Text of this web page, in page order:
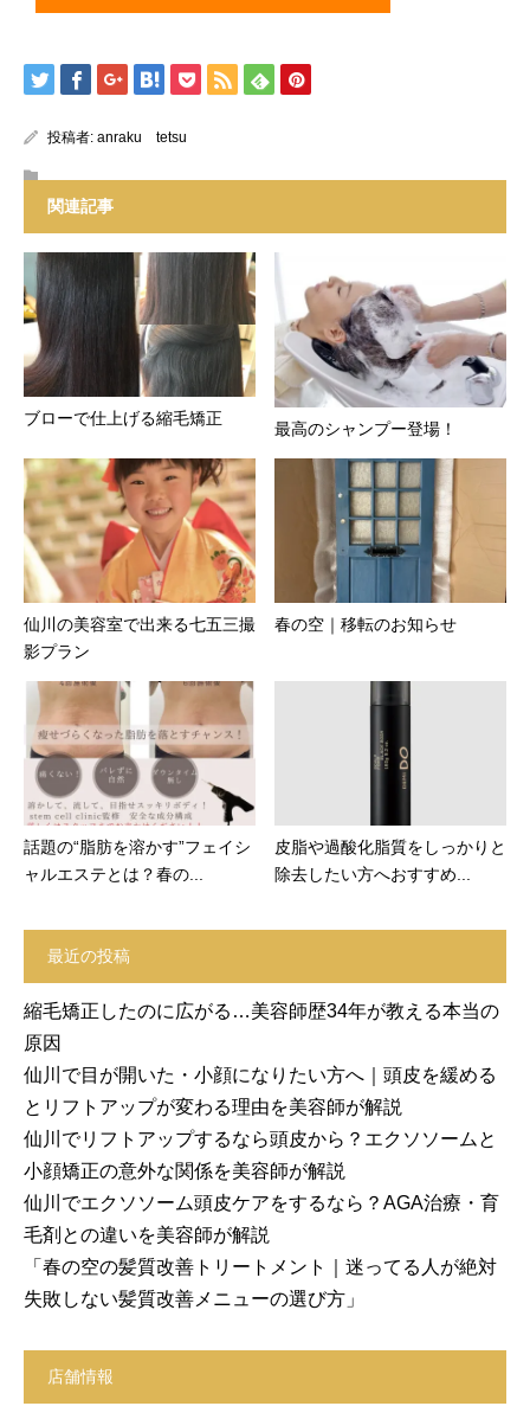
投稿者: anraku tetsu
関連記事
ブローで仕上げる縮毛矯正
最高のシャンプー登場！
仙川の美容室で出来る七五三撮
影プラン
春の空｜移転のお知らせ
話題の“脂肪を溶かす”フェイシ
ャルエステとは？春の...
皮脂や過酸化脂質をしっかりと
除去したい方へおすすめ...
最近の投稿
縮毛矯正したのに広がる…美容師歴34年が教える本当の
原因
仙川で目が開いた・小顔になりたい方へ｜頭皮を緩める
とリフトアップが変わる理由を美容師が解説
仙川でリフトアップするなら頭皮から？エクソソームと
小顔矯正の意外な関係を美容師が解説
仙川でエクソソーム頭皮ケアをするなら？AGA治療・育
毛剤との違いを美容師が解説
「春の空の髪質改善トリートメント｜迷ってる人が絶対
失敗しない髪質改善メニューの選び方」
店舗情報